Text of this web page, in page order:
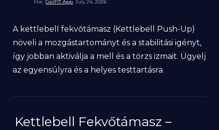
Írta: GetFIT App July 24, 2026
A kettlebell fekvőtámasz (Kettlebell Push-Up)
növeli a mozgástartományt és a stabilitási igényt,
így jobban aktiválja a mell és a törzs izmait. Ügyelj
az egyensúlyra és a helyes testtartásra.
Kettlebell Fekvőtámasz –